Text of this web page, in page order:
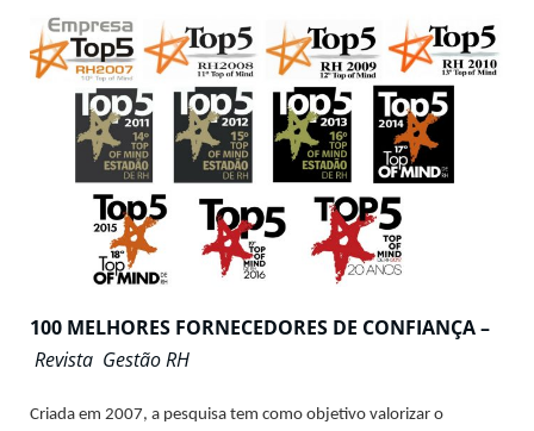
100 MELHORES FORNECEDORES DE CONFIANÇA –
Revista Gestão RH
Criada em 2007, a pesquisa tem como objetivo valorizar o